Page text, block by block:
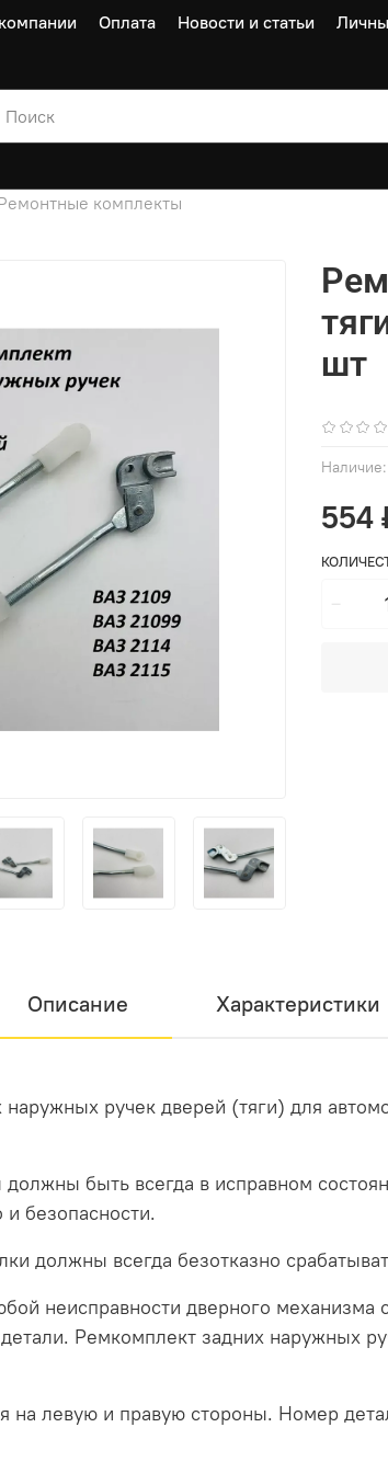
Оплата Новости и статьи
комплекты
Наличие:
шт
554
Описание Характеристики
ручек дверей (тяги) для
быть всегда в исправном
безопасности.
должны всегда безотказно
неисправности дверного механизма
Ремкомплект задних наружных
на левую и правую стороны. Номер